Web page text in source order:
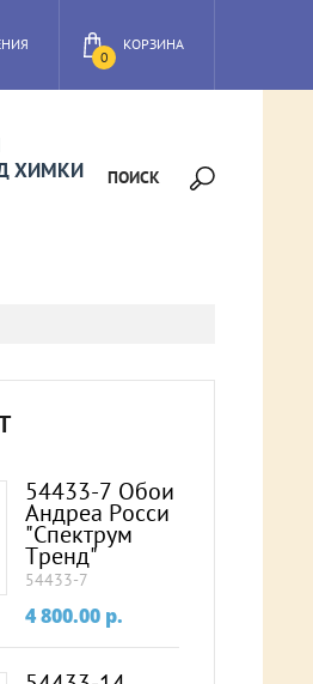
0
КОРЗИНА
ПОИСК
ХИМКИ
54433-7 Обои
Андреа Росси
"Спектрум
Тренд"
54433-7
4 800.00 p.